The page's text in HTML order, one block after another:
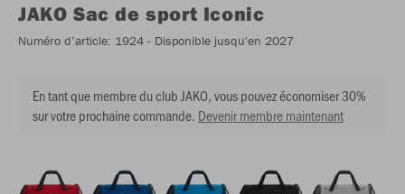
JAKO Sac de sport Iconic
Numéro d’article: 1924 - Disponible jusqu'en 2027
En tant que membre du club JAKO, vous pouvez économiser 30%
sur votre prochaine commande. Devenir membre maintenant